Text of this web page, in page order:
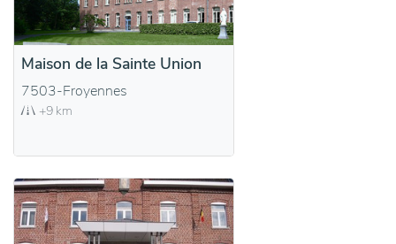
Maison de la Sainte Union
7503-Froyennes
+9 km